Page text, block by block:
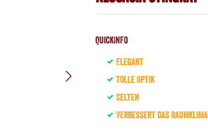
QuickInfo
Elegant
Tolle Optik
Selten
Verbessert das Raumklima